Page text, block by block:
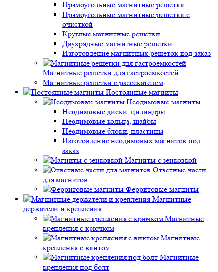
Прямоугольные магнитные решетки
Прямоугольные магнитные решетки с
очисткой
Круглые магнитные решетки
Двухрядные магнитные решетки
Изготовление магнитных решеток под заказ
Магнитные решетки для гастроемкостей
Магнитные решетки с рассекателем
Постоянные магниты
Неодимовые магниты
Неодимовые диски, цилиндры
Неодимовые кольца, шайбы
Неодимовые блоки, пластины
Изготовление неодимовых магнитов под
заказ
Магниты с зенковкой
Ответные части
для магнитов
Ферритовые магниты
Магнитные
держатели и крепления
Магнитные
крепления с крючком
Магнитные
крепления с винтом
Магнитные
крепления под болт